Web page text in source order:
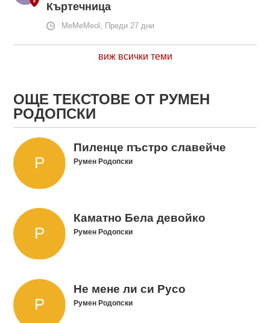
Къртечница
MeMeMeol, Преди 27 дни
виж всички теми
ОЩЕ ТЕКСТОВЕ ОТ РУМЕН
РОДОПСКИ
Пиленце пъстро славейче
Румен Родопски
Каматно Бела девойко
Румен Родопски
Не мене ли си Русо
Румен Родопски